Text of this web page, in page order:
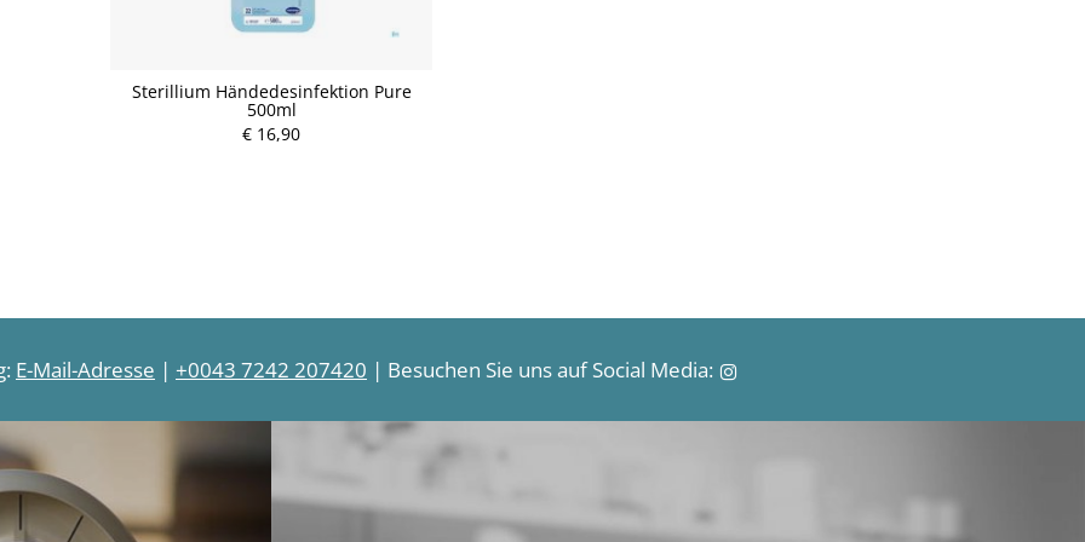
Sterillium Händedesinfektion Pure
500ml
€ 16,90
E-Mail-Adresse | +0043 7242 207420 | Besuchen Sie uns auf Social Media: